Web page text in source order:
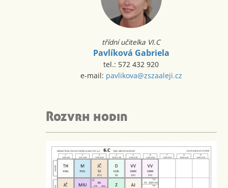
třídní učitelka VI.C
Pavlíková Gabriela
tel.: 572 432 920
e-mail: pavlikova@zszaaleji.cz
Rozvrh hodin